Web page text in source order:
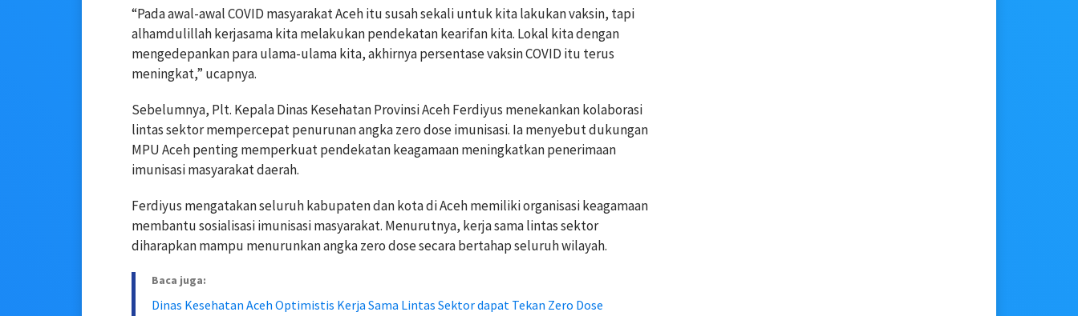
“Pada awal-awal COVID masyarakat Aceh itu susah sekali untuk kita lakukan vaksin, tapi
alhamdulillah kerjasama kita melakukan pendekatan kearifan kita. Lokal kita dengan
mengedepankan para ulama-ulama kita, akhirnya persentase vaksin COVID itu terus
meningkat,” ucapnya.
Sebelumnya, Plt. Kepala Dinas Kesehatan Provinsi Aceh Ferdiyus menekankan kolaborasi
lintas sektor mempercepat penurunan angka zero dose imunisasi. Ia menyebut dukungan
MPU Aceh penting memperkuat pendekatan keagamaan meningkatkan penerimaan
imunisasi masyarakat daerah.
Ferdiyus mengatakan seluruh kabupaten dan kota di Aceh memiliki organisasi keagamaan
membantu sosialisasi imunisasi masyarakat. Menurutnya, kerja sama lintas sektor
diharapkan mampu menurunkan angka zero dose secara bertahap seluruh wilayah.
Baca juga:
Dinas Kesehatan Aceh Optimistis Kerja Sama Lintas Sektor dapat Tekan Zero Dose